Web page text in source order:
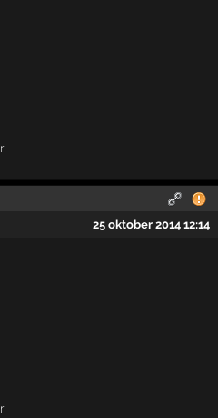
25 oktober 2014 12:14